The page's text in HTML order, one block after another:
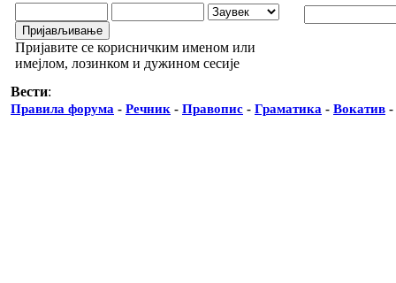
Пријавите се корисничким именом или
имејлом, лозинком и дужином сесије
Вести:
Правила форума - Речник - Правопис - Граматика - Вокатив -